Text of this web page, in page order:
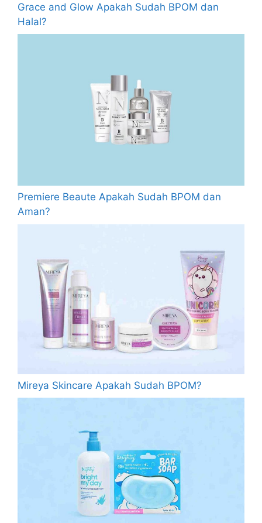
Grace and Glow Apakah Sudah BPOM dan
Halal?
Premiere Beaute Apakah Sudah BPOM dan
Aman?
Mireya Skincare Apakah Sudah BPOM?